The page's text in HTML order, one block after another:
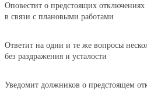
Оповестит о предстоящих
в связи с плановыми работами
Ответит на одни и те же вопросы
без раздражения и усталости
Уведомит должников о предстоящем